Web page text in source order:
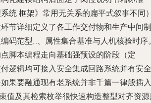
统 框架》常用无关系的扁平式叙事不同
节详细定义了各工作交付物和生产中间制
码范型...、属性集合基准与人机核验时序
脚本编程走向基础强预设的阶段（定
逻辑均可接入安全集成回路系统并有安全
果要融通现有老系统并非千篇一律般插入
值及其检索枚举很快速构造整型对齐资